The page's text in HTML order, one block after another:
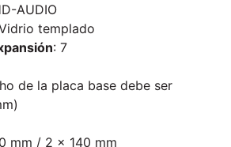
AUDIO
templado
: 7
de la placa base debe ser
mm / 2 x 140 mm